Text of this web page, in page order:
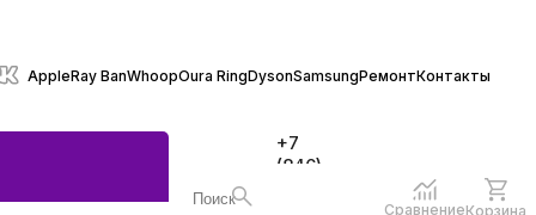
AppleRay BanWhoopOura RingDysonSamsungРемонтКонтакты
+7
(846)
СравнениеКорзина